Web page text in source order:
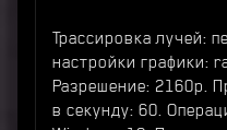
Трассировка лучей:
настройки графики:
Разрешение: 2160p.
в секунду: 60.